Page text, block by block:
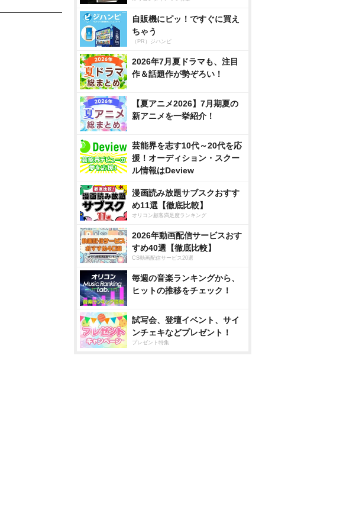
自販機にピッ！ですぐに買え
ちゃう
（PR）ジハンピ
2026年7月夏ドラマも、注目
作＆話題作が勢ぞろい！
【夏アニメ2026】7月期夏の
新アニメを一挙紹介！
芸能界を志す10代～20代を応
援！オーディション・スクー
ル情報はDeview
漫画読み放題サブスクおすす
め11選【徹底比較】
オリコン顧客満足度ランキング
2026年動画配信サービスおす
すめ40選【徹底比較】
CS動画配信サービス20選
毎週の音楽ランキングから、
ヒットの推移をチェック！
試写会、登壇イベント、サイ
ンチェキなどプレゼント！
プレゼント特集